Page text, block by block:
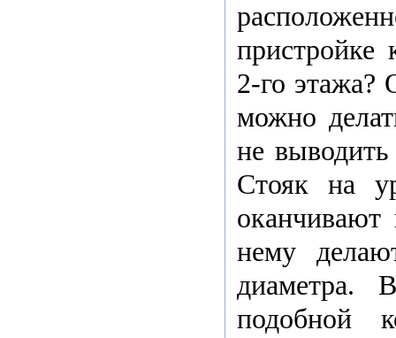
пристройке
2-го этажа?
можно
не
Стояк на
нему
диаметра.
подобной